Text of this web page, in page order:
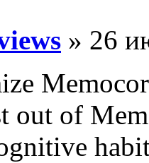
» 26
out of